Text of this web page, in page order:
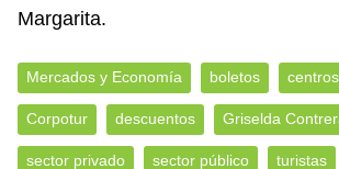
Margarita.
Mercados y Economía boletos
Corpotur descuentos Griselda
sector privado sector público turistas